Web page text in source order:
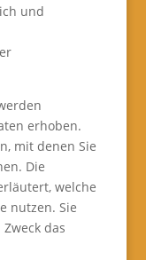
und
erhoben.
mit denen Sie
Die
welche
nutzen. Sie
das